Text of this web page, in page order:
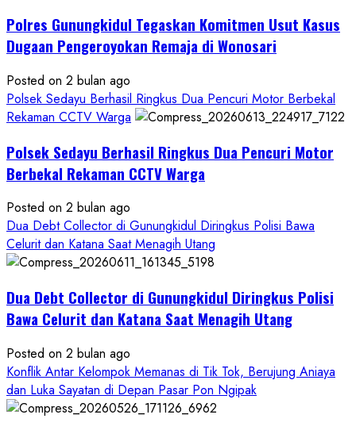
Pelecehan
Seksual:
DIY
Terbitkan
DPO
Asal
Gunungkidul
Polres Gunungkidul Tegaskan Komitmen Usut Kasus
Dugaan Pengeroyokan Remaja di Wonosari
Posted on 2 bulan ago
Polsek Sedayu Berhasil Ringkus Dua Pencuri Motor Berbekal
Rekaman CCTV Warga
Polsek Sedayu Berhasil Ringkus Dua Pencuri Motor
Berbekal Rekaman CCTV Warga
Posted on 2 bulan ago
Dua Debt Collector di Gunungkidul Diringkus Polisi Bawa
Celurit dan Katana Saat Menagih Utang
Dua Debt Collector di Gunungkidul Diringkus Polisi
Bawa Celurit dan Katana Saat Menagih Utang
Posted on 2 bulan ago
Konflik Antar Kelompok Memanas di Tik Tok, Berujung Aniaya
dan Luka Sayatan di Depan Pasar Pon Ngipak